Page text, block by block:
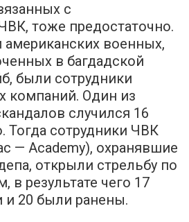
с
тоже предостаточно.
военных,
в багдадской
были сотрудники
компаний. Один из
случился 16
Тогда сотрудники ЧВК
— Academy), охранявшие
открыли стрельбу по
результате чего 17
и 20 были ранены.